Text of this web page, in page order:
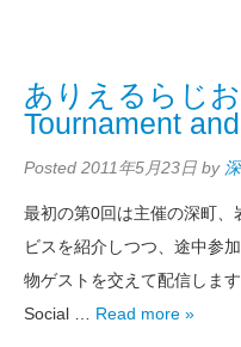
ありえるらじ
Tournament
Posted 2011年5月23日 by
最初の第0回は主催の深町
ビスを紹介しつつ、途中参
物ゲストを交えて配信しま
Social … Read more »